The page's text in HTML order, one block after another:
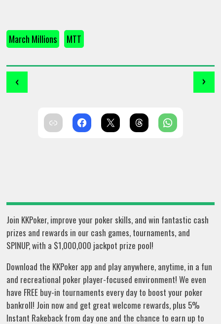
March Millions MTT
‹ ›
Join KKPoker, improve your poker skills, and win fantastic cash
prizes and rewards in our cash games, tournaments, and
SPINUP, with a $1,000,000 jackpot prize pool!
Download the KKPoker app and play anywhere, anytime, in a fun
and recreational poker player-focused environment! We even
have FREE buy-in tournaments every day to boost your poker
bankroll! Join now and get great welcome rewards, plus 5%
Instant Rakeback from day one and the chance to earn up to